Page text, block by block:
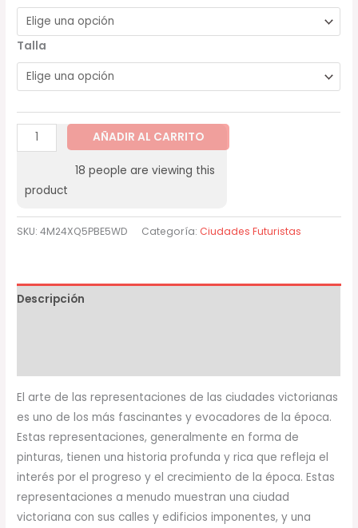
Talla
AÑADIR AL CARRITO
18 people are viewing this
product
SKU:4M24XQ5PBE5WD Categoría: Ciudades Futuristas
Descripción
El arte de las representaciones de las ciudades victorianas
es uno de los más fascinantes y evocadores de la época.
Estas representaciones, generalmente en forma de
pinturas, tienen una historia profunda y rica que refleja el
interés por el progreso y el crecimiento de la época. Estas
representaciones a menudo muestran una ciudad
victoriana con sus calles y edificios imponentes, y una